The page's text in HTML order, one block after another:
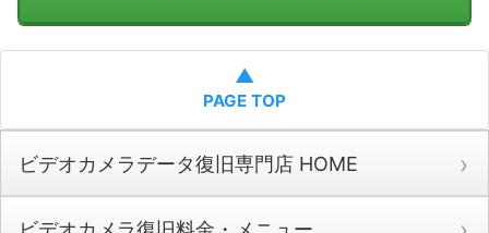
▲
PAGE TOP
ビデオカメラデータ復旧専門店 HOME